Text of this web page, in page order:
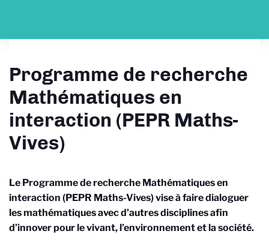
Programme de recherche
Mathématiques en
interaction (PEPR Maths-
Vives)
Le Programme de recherche Mathématiques en
interaction (PEPR Maths-Vives) vise à faire dialoguer
les mathématiques avec d’autres disciplines afin
d’innover pour le vivant, l’environnement et la société.